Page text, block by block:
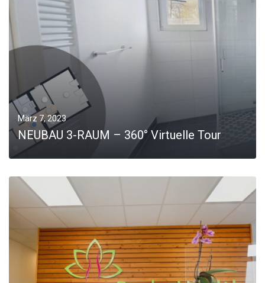
März 7, 2023
NEUBAU 3-RAUM – 360° Virtuelle Tour